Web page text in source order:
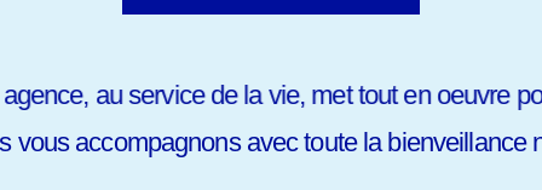
au service de la vie, met tout en oeuvre
vous accompagnons avec toute la bienveillance